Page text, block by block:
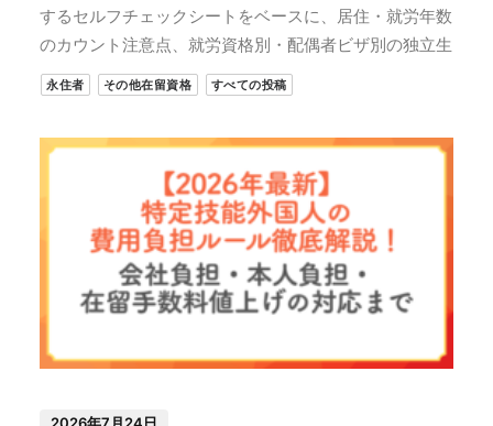
するセルフチェックシートをベースに、居住・就労年数
のカウント注意点、就労資格別・配偶者ビザ別の独立生
永住者 その他在留資格 すべての投稿